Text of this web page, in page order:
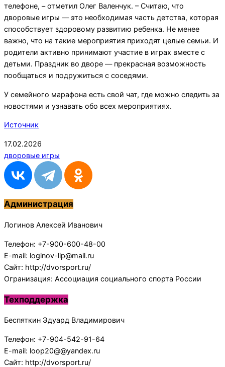
телефоне, – отметил Олег Валенчук. – Считаю, что
дворовые игры — это необходимая часть детства, которая
способствует здоровому развитию ребенка. Не менее
важно, что на такие мероприятия приходят целые семьи. И
родители активно принимают участие в играх вместе с
детьми. Праздник во дворе — прекрасная возможность
пообщаться и подружиться с соседями.
У семейного марафона есть свой чат, где можно следить за
новостями и узнавать обо всех мероприятиях.
Источник
2026-
02-
17
17.02.2026
дворовые игры
Администрация
Логинов Алексей Иванович
Телефон: +7-900-600-48-00
E-mail: loginov-lip@mail.ru
Сайт: http://dvorsport.ru/
Огранизация: Ассоциация социального спорта России
Техподдержка
Беспяткин Эдуард Владимирович
Телефон: +7-904-542-91-64
E-mail: loop20@@yandex.ru
Сайт: http://dvorsport.ru/